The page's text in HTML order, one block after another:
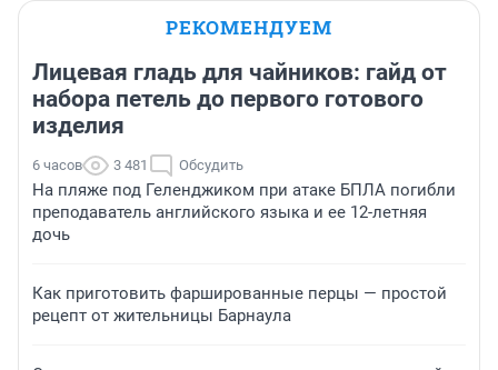
РЕКОМЕНДУЕМ
Лицевая гладь для чайников: гайд от
набора петель до первого готового
изделия
6 часов 3 481 Обсудить
На пляже под Геленджиком при атаке БПЛА погибли
преподаватель английского языка и ее 12-летняя
дочь
Как приготовить фаршированные перцы — простой
рецепт от жительницы Барнаула